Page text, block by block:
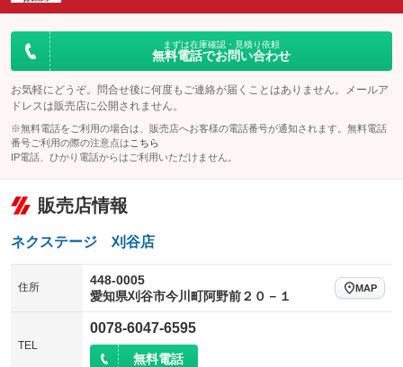
：装備なし
：装備なし
まずは在庫確認・見積り依頼
無料電話でお問い合わせ
お気軽にどうぞ。問合せ後に何度もご連絡が届くことはありません。メールア
ドレスは販売店に公開されません。
※無料電話をご利用の場合は、販売店へお客様の電話番号が通知されます。無料電話
番号ご利用の際の注意点は こちら
IP電話、ひかり電話からはご利用いただけません。
販売店情報
ネクステージ 刈谷店
住所
448-0005
愛知県刈谷市今川町阿野前２０－１
MAP
TEL
0078-6047-6595
無料電話